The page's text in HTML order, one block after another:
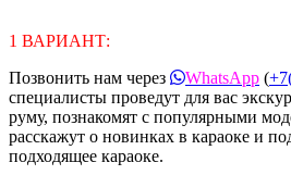
1 ВАРИАНТ:
Позвонить нам через
WhatsApp (
специалисты проведут для вас
руму, познакомят с популярными
расскажут о новинках в караоке и
подходящее караоке.